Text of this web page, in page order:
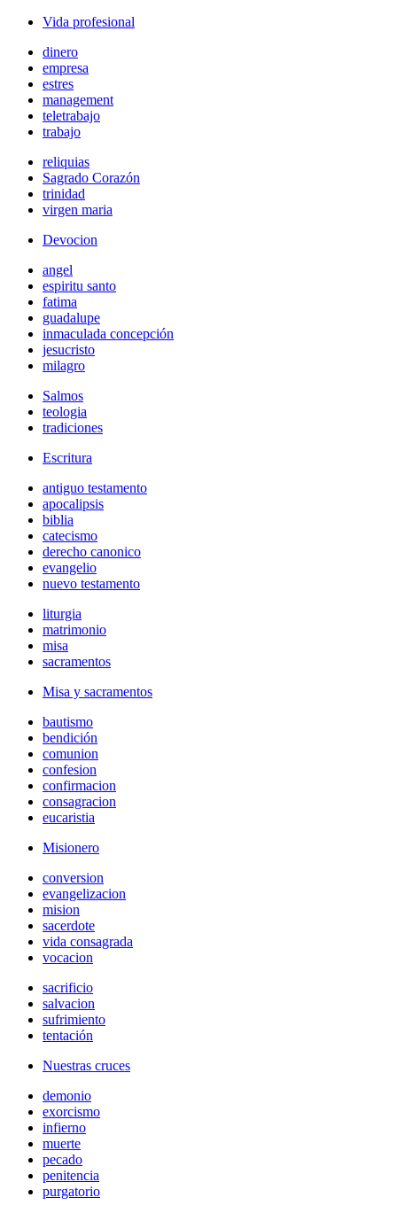
Vida profesional
dinero
empresa
estres
management
teletrabajo
trabajo
reliquias
Sagrado Corazón
trinidad
virgen maria
Devocion
angel
espiritu santo
fatima
guadalupe
inmaculada concepción
jesucristo
milagro
Salmos
teologia
tradiciones
Escritura
antiguo testamento
apocalipsis
biblia
catecismo
derecho canonico
evangelio
nuevo testamento
liturgia
matrimonio
misa
sacramentos
Misa y sacramentos
bautismo
bendición
comunion
confesion
confirmacion
consagracion
eucaristia
Misionero
conversion
evangelizacion
mision
sacerdote
vida consagrada
vocacion
sacrificio
salvacion
sufrimiento
tentación
Nuestras cruces
demonio
exorcismo
infierno
muerte
pecado
penitencia
purgatorio